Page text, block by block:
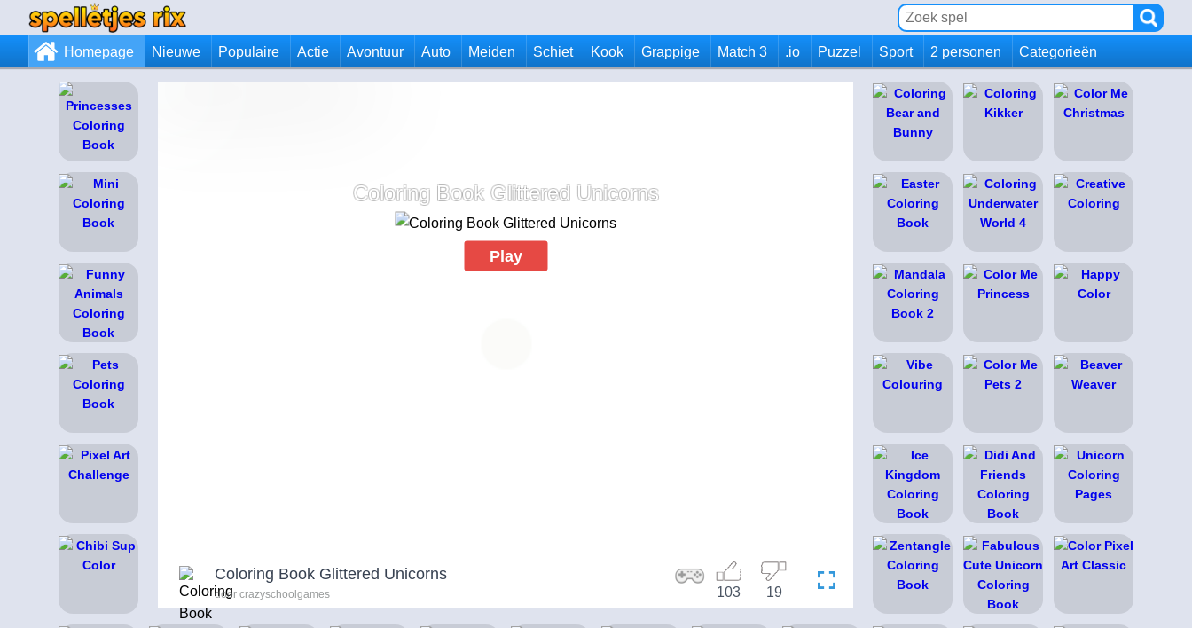
Homepage Nieuwe Populaire Actie Avontuur Auto Meiden Schiet Kook Grappige Match 3 .io Puzzel Sport 2 personen Categorieën
Coloring Book Glittered Unicorns
Play
Coloring Book Glittered Unicorns
door crazyschoolgames 19
103